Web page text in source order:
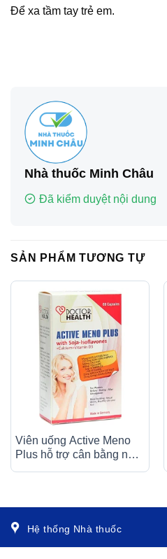
Để xa tầm tay trẻ em.
Nhà thuốc Minh Châu
Đã kiểm duyệt nội dung
SẢN PHẨM TƯƠNG TỰ
Viên uống Active Meno
Plus hỗ trợ cân bằng nội
tiết nữ (4 vỉ x 15 viên)
Hệ thống Nhà thuốc